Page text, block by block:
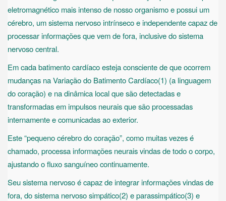
eletromagnético mais intenso de nosso organismo e possui um
cérebro, um sistema nervoso intrínseco e independente capaz de
processar informações que vem de fora, inclusive do sistema
nervoso central.
Em cada batimento cardíaco esteja consciente de que ocorrem
mudanças na Variação do Batimento Cardíaco(1) (a linguagem
do coração) e na dinâmica local que são detectadas e
transformadas em impulsos neurais que são processadas
internamente e comunicadas ao exterior.
Este “pequeno cérebro do coração”, como muitas vezes é
chamado, processa informações neurais vindas de todo o corpo,
ajustando o fluxo sanguíneo continuamente.
Seu sistema nervoso é capaz de integrar informações vindas de
fora, do sistema nervoso simpático(2) e parassimpático(3) e